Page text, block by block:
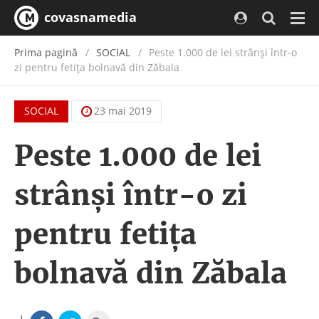
covasnamedia
Prima pagină SOCIAL
Peste 1.000 de lei strânși într-o
zi pentru fetița bolnavă din Zăbala
SOCIAL 23 mai 2019
Peste 1.000 de lei
strânși într-o zi
pentru fetița
bolnavă din Zăbala